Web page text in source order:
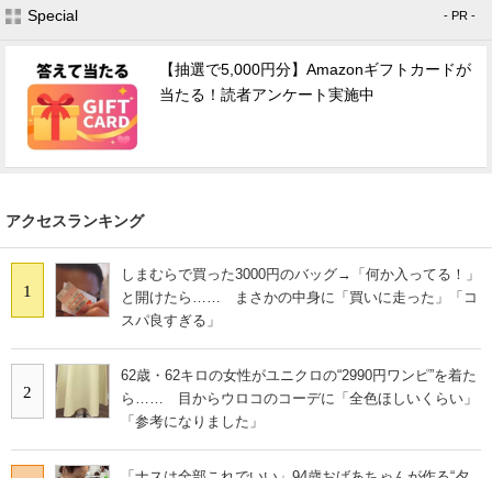
Special - PR -
【抽選で5,000円分】Amazonギフトカードが
当たる！読者アンケート実施中
アクセスランキング
1
しまむらで買った3000円のバッグ→「何か入ってる！」
と開けたら…… まさかの中身に「買いに走った」「コ
スパ良すぎる」
2
62歳・62キロの女性がユニクロの“2990円ワンピ”を着た
ら…… 目からウロコのコーデに「全色ほしいくらい」
「参考になりました」